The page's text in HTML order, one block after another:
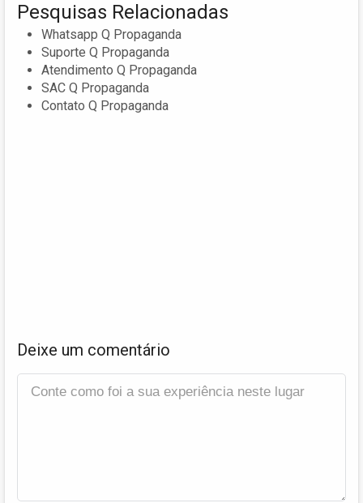
Pesquisas Relacionadas
Whatsapp Q Propaganda
Suporte Q Propaganda
Atendimento Q Propaganda
SAC Q Propaganda
Contato Q Propaganda
Deixe um comentário